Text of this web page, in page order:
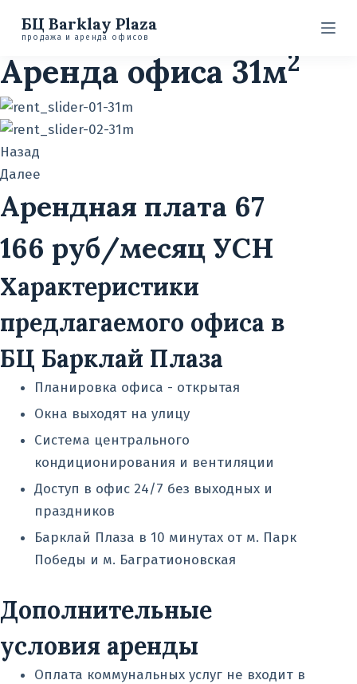
П
е
р
е
й
т
и
к
о
д
р
и
м
у
БЦ Barklay Plaza
продажа и аренда офисов
БЦ Барклай Плаза.
Аренда офиса 31м2
Назад
Далее
Арендная плата 67
166 руб/месяц УСН
Характеристики
предлагаемого офиса в
БЦ Барклай Плаза
Планировка офиса - открытая
Окна выходят на улицу
Система центрального
кондиционирования и вентиляции
Доступ в офис 24/7 без выходных и
праздников
Барклай Плаза в 10 минутах от м. Парк
Победы и м. Багратионовская
Дополнительные
условия аренды
Оплата коммунальных услуг не входит в